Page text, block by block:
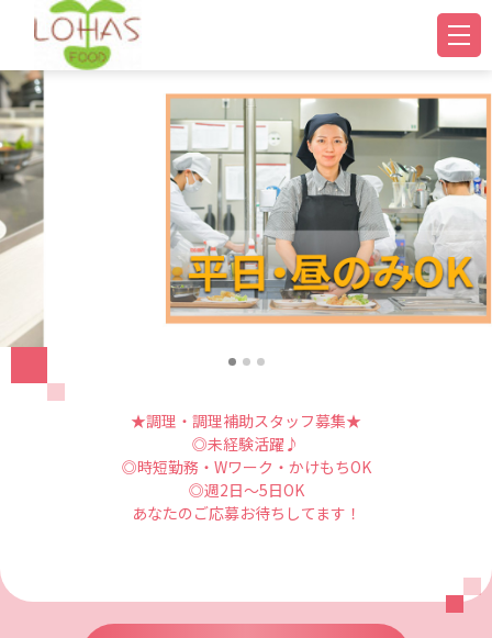
★調理・調理補助スタッフ募集★
◎未経験活躍♪
◎時短勤務・Wワーク・かけもちOK
◎週2日～5日OK
あなたのご応募お待ちしてます！